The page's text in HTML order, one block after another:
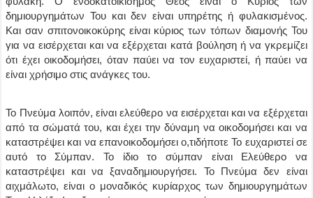
δημιουργημάτων Του και δεν είναι υπηρέτης ή φυλακισμένος.
Και σαν σπιτονοικοκύρης είναι κύριος των τόπων διαμονής Του
για να εισέρχεται και να εξέρχεται κατά βούληση ή να γκρεμίζει
ότι έχει οικοδομήσει, όταν παύει να τον ευχαριστεί, ή παύει να
είναι χρήσιμο στις ανάγκες του.
Το Πνεύμα λοιπόν, είναι ελεύθερο να εισέρχεται και να εξέρχεται
από τα σώματά του, και έχει την δύναμη να οικοδομήσει και να
καταστρέψει και να επανοικοδομήσει ο,τιδήποτε Το ευχαριστεί σε
αυτό το Σύμπαν. Το ίδιο το σύμπαν είναι Ελεύθερο να
καταστρέψει και να ξαναδημιουργήσει. Το Πνεύμα δεν είναι
αιχμάλωτο, είναι ο μοναδικός κυρίαρχος των δημιουργημάτων